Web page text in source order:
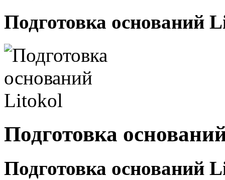
Подготовка оснований
Подготовка
Подготовка оснований